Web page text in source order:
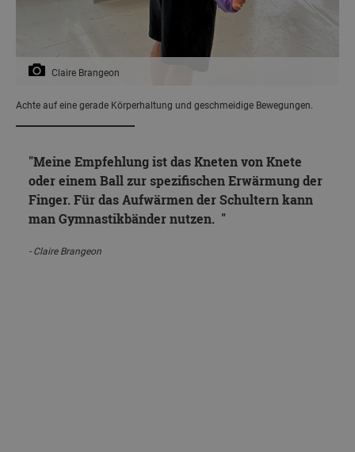
Claire Brangeon
Achte auf eine gerade Körperhaltung und geschmeidige Bewegungen.
Meine Empfehlung ist das Kneten von Knete
oder einem Ball zur spezifischen Erwärmung der
Finger. Für das Aufwärmen der Schultern kann
man Gymnastikbänder nutzen.
Claire Brangeon